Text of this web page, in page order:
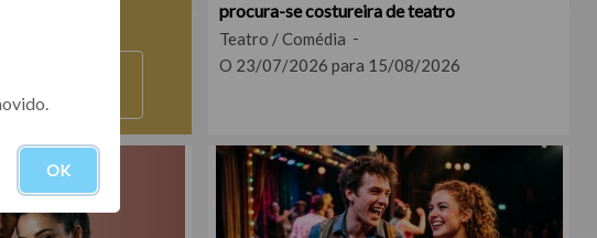
procura-se costureira de teatro
Teatro / Comédia
O 23/07/2026 para 15/08/2026
OK